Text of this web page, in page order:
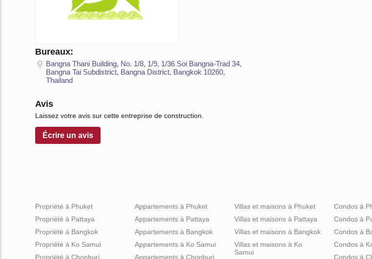
Bureaux:
Bangna Thani Building, No. 1/8, 1/9, 1/36 Soi Bangna-Trad 34,
Bangna Tai Subdistrict, Bangna District, Bangkok 10260,
Thailand
Avis
Laissez votre avis sur cette entreprise de construction.
Écrire un avis
Propriété à Phuket
Propriété à Pattaya
Propriété à Bangkok
Propriété à Ko Samui
Propriété à Chonburi
Appartements à Phuket
Appartements à Pattaya
Appartements à Bangkok
Appartements à Ko Samui
Appartements à Chonburi
Villas et maisons à Phuket
Villas et maisons à Pattaya
Villas et maisons à Bangkok
Villas et maisons à Ko
Samui
Condos à
Condos à
Condos à
Condos à
Condos à